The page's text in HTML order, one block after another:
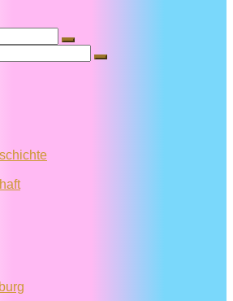
Suche
Suche